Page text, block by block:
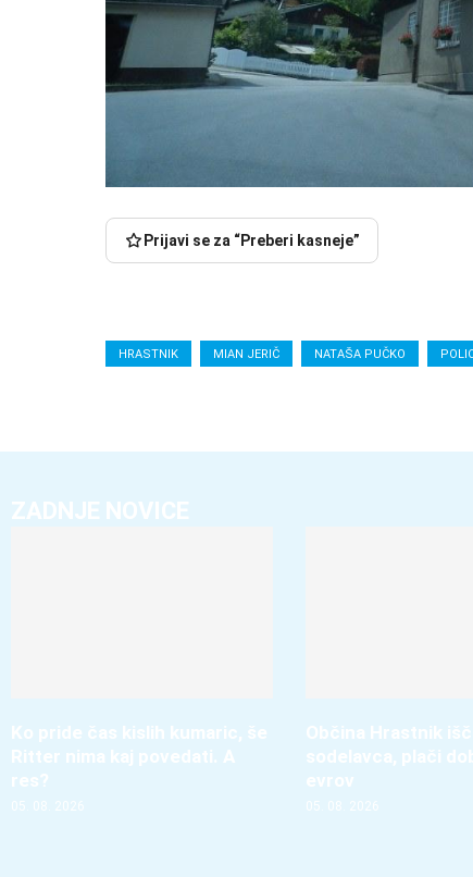
Prijavi se za “Preberi kasneje”
HRASTNIK MIAN JERIČ NATAŠA PUČKO
ZADNJE NOVICE
Ko pride čas kislih kumaric, še
Ritter nima kaj povedati. A
res?
05. 08. 2026
Občina Hrastnik
sodelavca, plači
evrov
05. 08. 2026